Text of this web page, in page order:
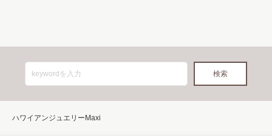
ハワイアンジュエリーMaxi